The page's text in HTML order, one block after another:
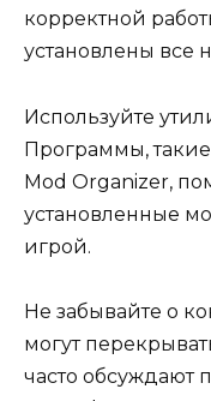
корректной
установлены все
Используйте
Программы,
Mod Organizer,
установленные
игрой.
Не забывайте о
могут
часто обсуждают